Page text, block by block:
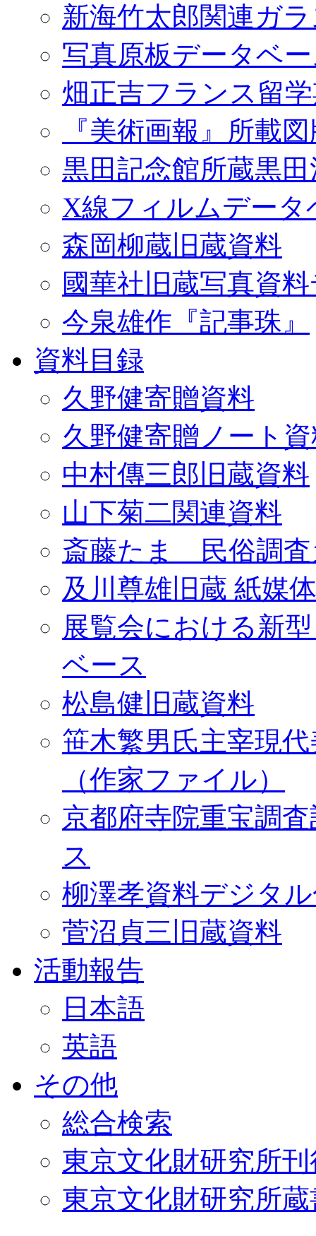
新海竹太郎関連ガ
写真原板データベ
畑正吉フランス留
『美術画報』所載
黒田記念館所蔵黒
X線フィルムデータ
森岡柳蔵旧蔵資料
國華社旧蔵写真資
今泉雄作『記事珠』
資料目録
久野健寄贈資料
久野健寄贈ノート
中村傳三郎旧蔵資料
山下菊二関連資料
斎藤たま 民俗調査
及川尊雄旧蔵 紙媒
展覧会における新
ベース
松島健旧蔵資料
笹木繁男氏主宰現
（作家ファイル）
京都府寺院重宝調
ス
柳澤孝資料デジタ
菅沼貞三旧蔵資料
活動報告
日本語
英語
その他
総合検索
東京文化財研究所
東京文化財研究所